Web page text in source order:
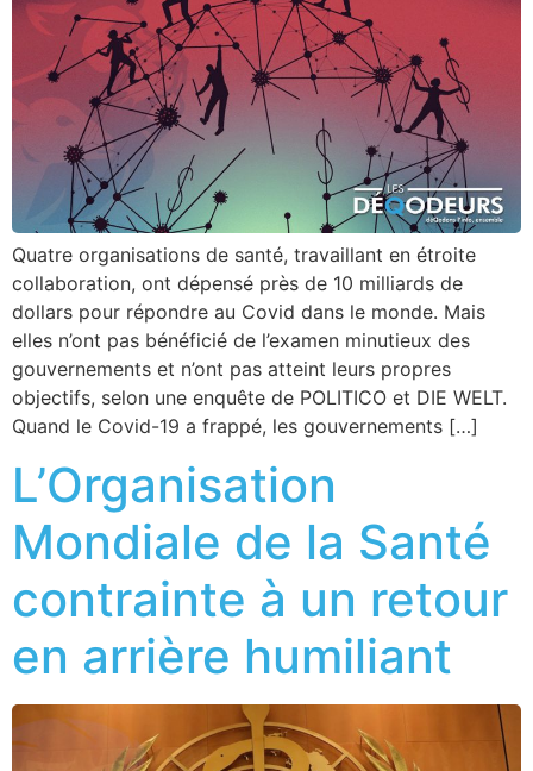
Quatre organisations de santé, travaillant en étroite
collaboration, ont dépensé près de 10 milliards de
dollars pour répondre au Covid dans le monde. Mais
elles n’ont pas bénéficié de l’examen minutieux des
gouvernements et n’ont pas atteint leurs propres
objectifs, selon une enquête de POLITICO et DIE WELT.
Quand le Covid-19 a frappé, les gouvernements […]
L’Organisation
Mondiale de la Santé
contrainte à un retour
en arrière humiliant